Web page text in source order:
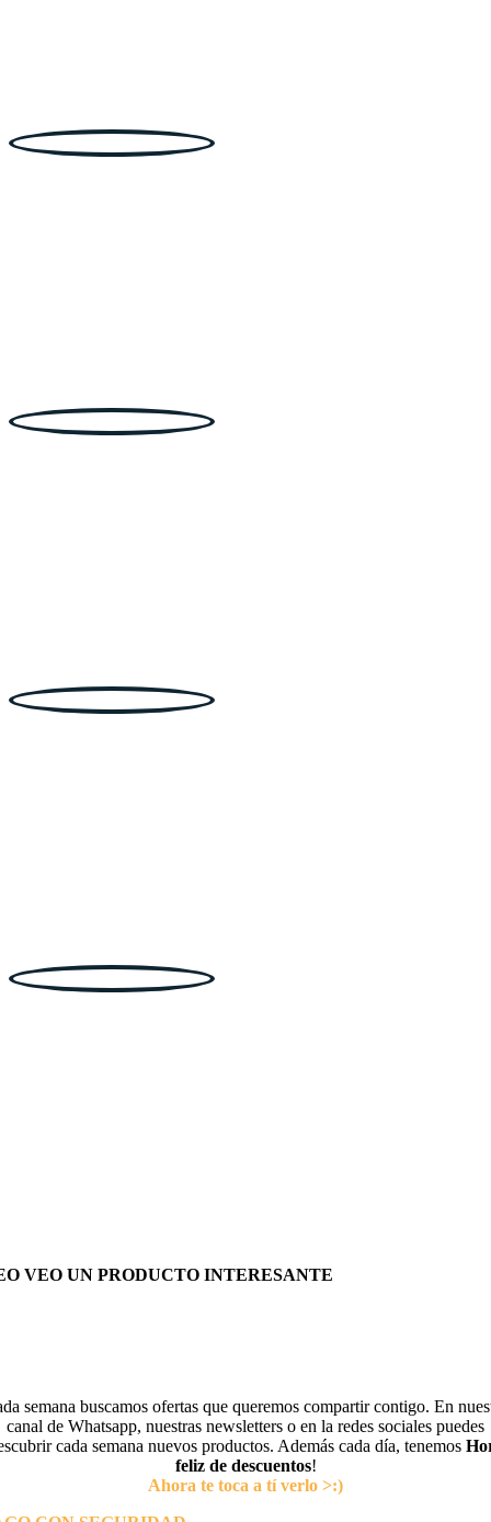
VEO UN PRODUCTO INTERESANTE
semana buscamos ofertas que queremos compartir contigo. En
canal de Whatsapp, nuestras newsletters o en la redes sociales puedes
cada semana nuevos productos. Además cada día, tenemos
feliz de descuentos!
Ahora te toca a tí verlo >:)